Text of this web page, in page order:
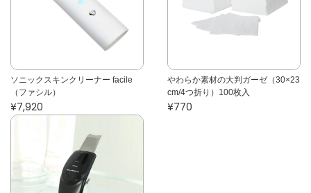
ソニックスキンクリーナー facile
（ファシル）
¥7,920
やわらか素材の大判ガーゼ（30×23
cm/4つ折り）100枚入
¥770